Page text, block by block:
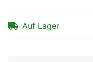
Auf Lager